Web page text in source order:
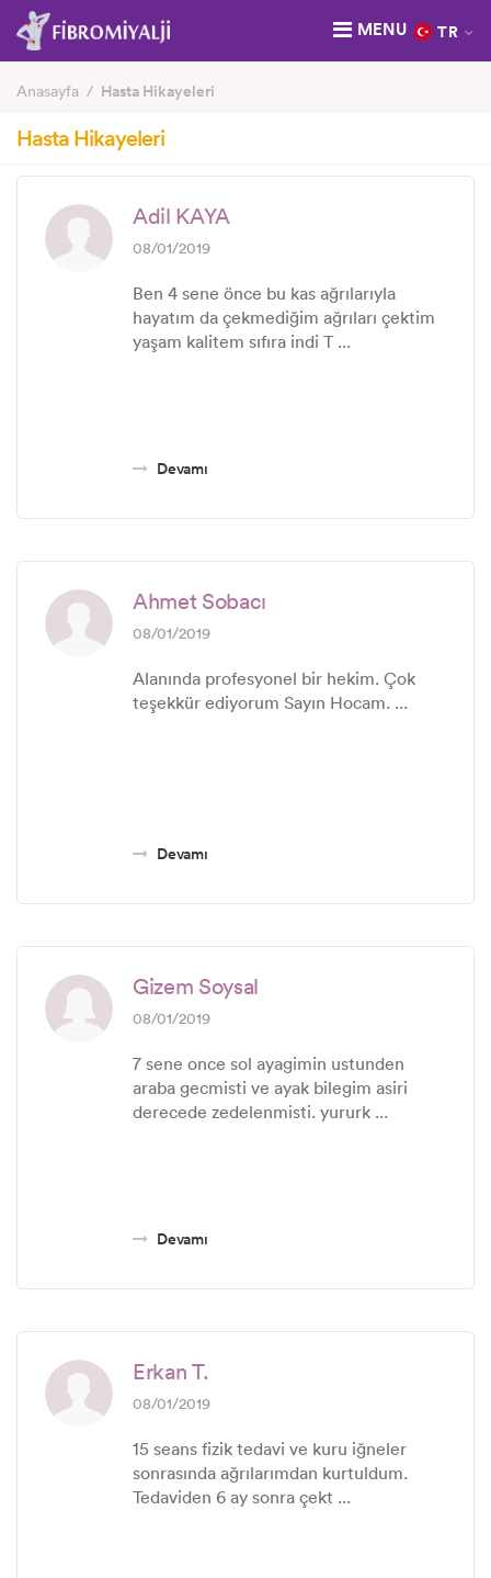
TR
MENU
Anasayfa Hasta Hikayeleri
Hasta Hikayeleri
Adil KAYA
08/01/2019
Ben 4 sene önce bu kas ağrılarıyla
hayatım da çekmediğim ağrıları çektim
yaşam kalitem sıfıra indi T ...
Devamı
Ahmet Sobacı
08/01/2019
Alanında profesyonel bir hekim. Çok
teşekkür ediyorum Sayın Hocam. ...
Devamı
Gizem Soysal
08/01/2019
7 sene once sol ayagimin ustunden
araba gecmisti ve ayak bilegim asiri
derecede zedelenmisti. yururk ...
Devamı
Erkan T.
08/01/2019
15 seans fizik tedavi ve kuru iğneler
sonrasında ağrılarımdan kurtuldum.
Tedaviden 6 ay sonra çekt ...